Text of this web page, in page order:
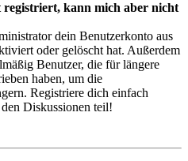
kann mich aber nicht
dein Benutzerkonto aus
oder gelöscht hat. Außerdem
Benutzer, die für längere
haben, um die
Registriere dich einfach
Diskussionen teil!